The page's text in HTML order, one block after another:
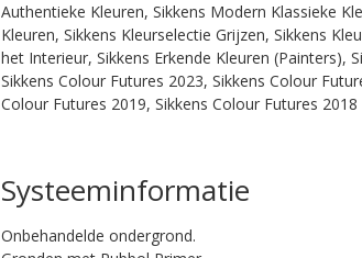
Authentieke Kleuren, Sikkens Modern Klassieke
Kleuren, Sikkens Kleurselectie Grijzen, Sikkens
het Interieur, Sikkens Erkende Kleuren (Painters),
Sikkens Colour Futures 2023, Sikkens Colour
Colour Futures 2019, Sikkens Colour Futures 2018
Systeeminformatie
Onbehandelde ondergrond.